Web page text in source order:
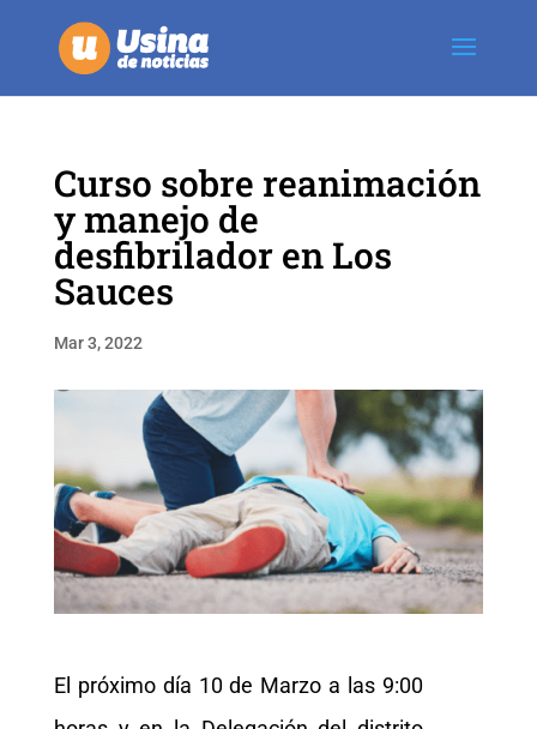
Curso sobre reanimación
y manejo de
desfibrilador en Los
Sauces
Mar 3, 2022
El próximo día 10 de Marzo a las 9:00